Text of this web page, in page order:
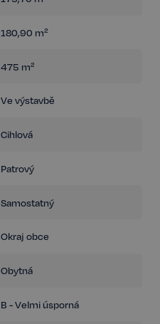
180,90 m²
475 m²
Ve výstavbě
Cihlová
Patrový
Samostatný
Okraj obce
Obytná
B - Velmi úsporná